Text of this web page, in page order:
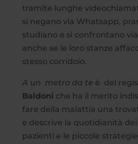
tramite lunghe
si negano via Whatsapp,
studiano e si confrontano
anche se le loro stanze
stesso corridoio.
A un metro da te è del
Baldoni che ha il merito
fare della malattia una
e descrive la quotidianità
pazienti e le piccole